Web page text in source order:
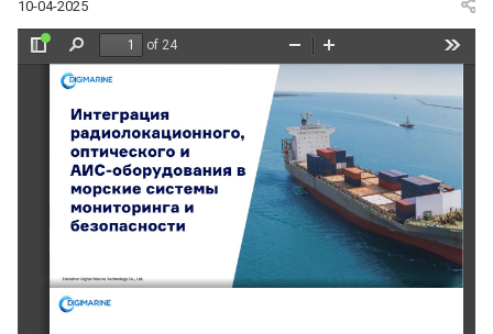
10-04-2025
Sidebar
Find
of 24
Zoom